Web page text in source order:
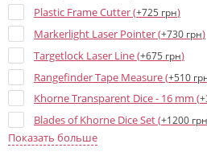
Plastic Frame Cutter (+725 грн)
Markerlight Laser Pointer (+730 грн)
Targetlock Laser Line (+675 грн)
Rangefinder Tape Measure (+510
Khorne Transparent Dice - 16 mm (
Blades of Khorne Dice Set (+1200 грн
Khorne Opaque Dice - 16 mm (
Показать больше